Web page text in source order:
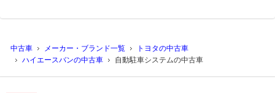
中古車 メーカー・ブランド一覧
トヨタの中古車
ハイエースバンの中古車
自動駐車システムの中古車